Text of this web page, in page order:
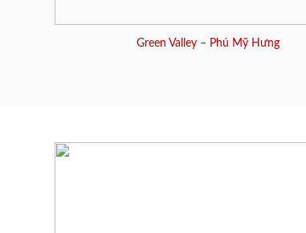
Green Valley – Phú Mỹ Hưng